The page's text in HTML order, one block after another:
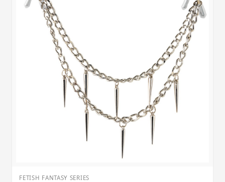
FETISH FANTASY SERIES